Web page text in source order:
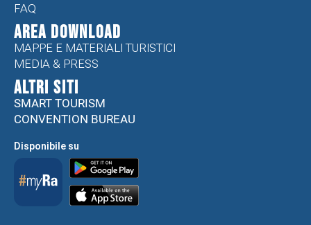
FAQ
Area Download
MAPPE E MATERIALI TURISTICI
MEDIA & PRESS
ALTRI SITI
SMART TOURISM
CONVENTION BUREAU
Disponibile su